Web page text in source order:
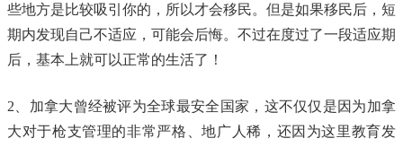
些地方是比较吸引你的，所以才会移民。但是如果移民后，短
期内发现自己不适应，可能会后悔。不过在度过了一段适应期
后，基本上就可以正常的生活了！
2、加拿大曾经被评为全球最安全国家，这不仅仅是因为加拿
大对于枪支管理的非常严格、地广人稀，还因为这里教育发